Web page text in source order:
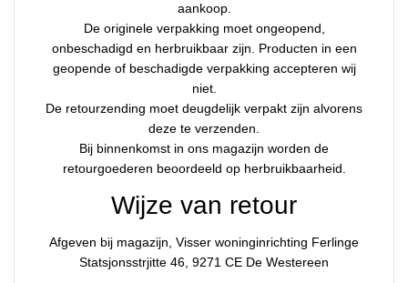
aankoop.
De originele verpakking moet ongeopend,
onbeschadigd en herbruikbaar zijn. Producten in een
geopende of beschadigde verpakking accepteren wij
niet.
De retourzending moet deugdelijk verpakt zijn alvorens
deze te verzenden.
Bij binnenkomst in ons magazijn worden de
retourgoederen beoordeeld op herbruikbaarheid.
Wijze van retour
Afgeven bij magazijn, Visser woninginrichting Ferlinge
Statsjonsstrjitte 46, 9271 CE De Westereen